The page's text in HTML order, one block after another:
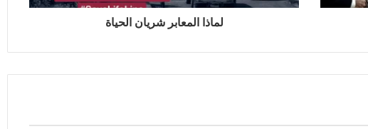
لماذا المعابر شريان الحياة